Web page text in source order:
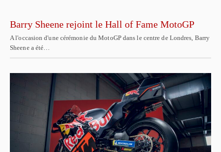
Barry Sheene rejoint le Hall of Fame MotoGP
A l'occasion d'une cérémonie du MotoGP dans le centre de Londres, Barry
Sheene a été…